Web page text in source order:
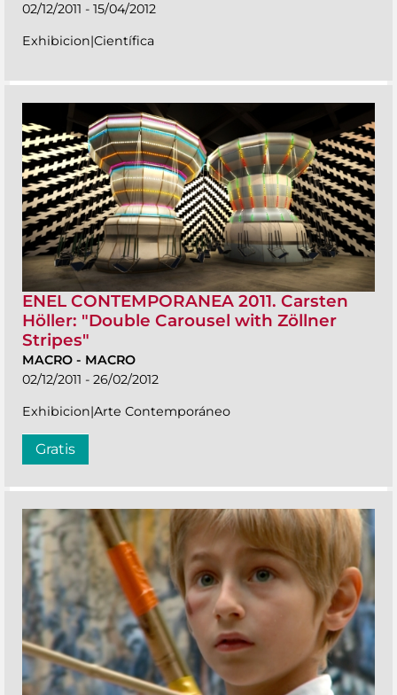
02/12/2011 - 15/04/2012
Exhibicion|Científica
ENEL CONTEMPORANEA 2011. Carsten
Höller: "Double Carousel with Zöllner
Stripes"
MACRO - MACRO
02/12/2011 - 26/02/2012
Exhibicion|Arte Contemporáneo
Gratis